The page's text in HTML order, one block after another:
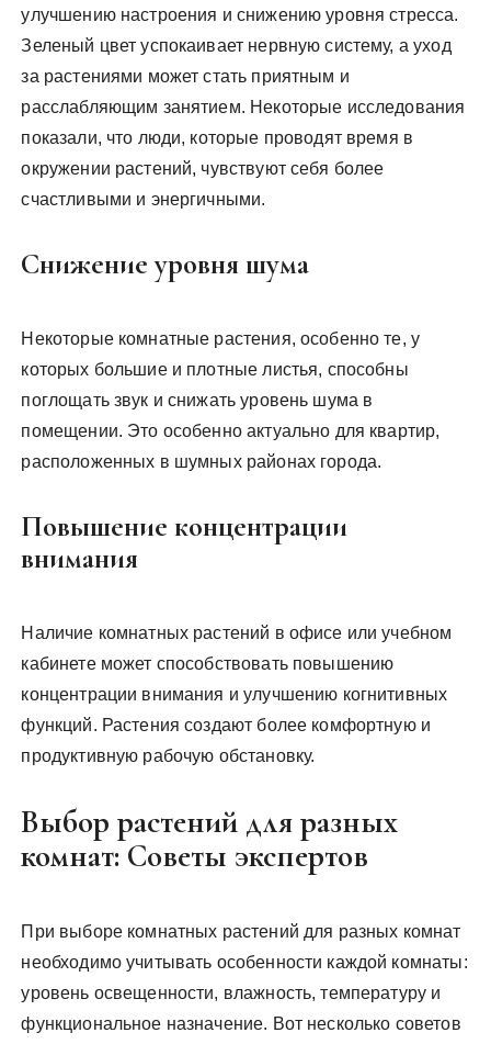
улучшению настроения и снижению уровня стресса.
Зеленый цвет успокаивает нервную систему, а уход
за растениями может стать приятным и
расслабляющим занятием. Некоторые исследования
показали, что люди, которые проводят время в
окружении растений, чувствуют себя более
счастливыми и энергичными.
Снижение уровня шума
Некоторые комнатные растения, особенно те, у
которых большие и плотные листья, способны
поглощать звук и снижать уровень шума в
помещении. Это особенно актуально для квартир,
расположенных в шумных районах города.
Повышение концентрации
внимания
Наличие комнатных растений в офисе или учебном
кабинете может способствовать повышению
концентрации внимания и улучшению когнитивных
функций. Растения создают более комфортную и
продуктивную рабочую обстановку.
Выбор растений для разных
комнат: Советы экспертов
При выборе комнатных растений для разных комнат
необходимо учитывать особенности каждой комнаты:
уровень освещенности, влажность, температуру и
функциональное назначение. Вот несколько советов